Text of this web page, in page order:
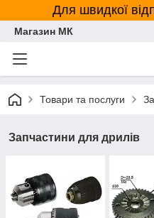
Для швидкої
Магазин МК
Товари та послуги
Запчастини для дрилів